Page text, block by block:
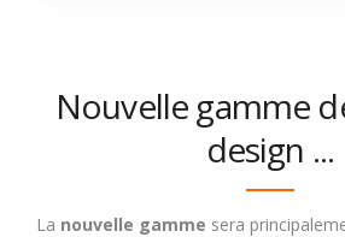
Nouvelle gamme
design ...
La nouvelle gamme sera